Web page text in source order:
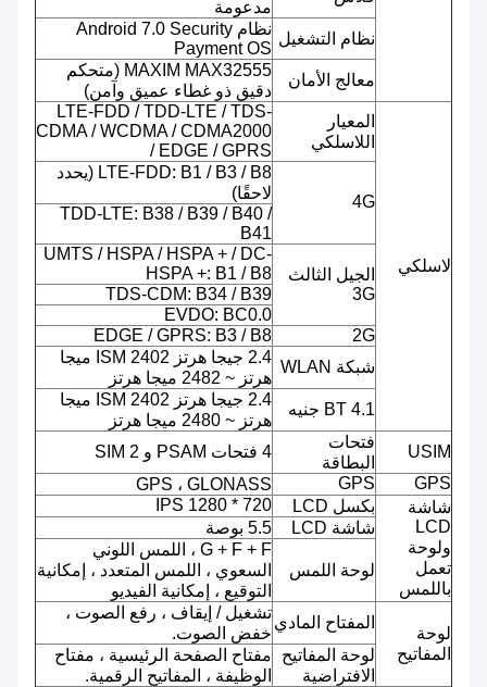
مدعومة
نظام التشغيل
نظام Android 7.0 Security
Payment OS
معالج الأمان
MAXIM MAX32555 (متحكم
دقيق ذو غطاء عميق وآمن)
لاسلكي
المعيار
اللاسلكي
LTE-FDD / TDD-LTE / TDS-
CDMA / WCDMA / CDMA2000
/ EDGE / GPRS
4G
LTE-FDD: B1 / B3 / B8 (يحدد
لاحقًا)
TDD-LTE: B38 / B39 / B40 /
B41
الجيل الثالث
3G
UMTS / HSPA / HSPA + / DC-
HSPA +: B1 / B8
TDS-CDM: B34 / B39
EVDO: BC0.0
2G
EDGE / GPRS: B3 / B8
شبكة WLAN
2.4 جيجا هرتز ISM 2402 ميجا
هرتز ~ 2482 ميجا هرتز
BT 4.1 جنيه
2.4 جيجا هرتز ISM 2402 ميجا
هرتز ~ 2480 ميجا هرتز
USIM
فتحات
البطاقة
4 فتحات PSAM و 2 SIM
GPS
GPS
GPS ، GLONASS
شاشة
LCD
ولوحة
تعمل
باللمس
بكسل LCD
720 * 1280 IPS
شاشة LCD
5.5 بوصة
لوحة اللمس
G + F + F ، اللمس اللوني
السعوي ، اللمس المتعدد ، إمكانية
التوقيع ، إمكانية الفيديو
لوحة
المفاتيح
المفتاح المادي
تشغيل / إيقاف ، رفع الصوت ،
خفض الصوت.
لوحة المفاتيح
الافتراضية
مفتاح الصفحة الرئيسية ، مفتاح
الوظيفة ، المفاتيح الرقمية.